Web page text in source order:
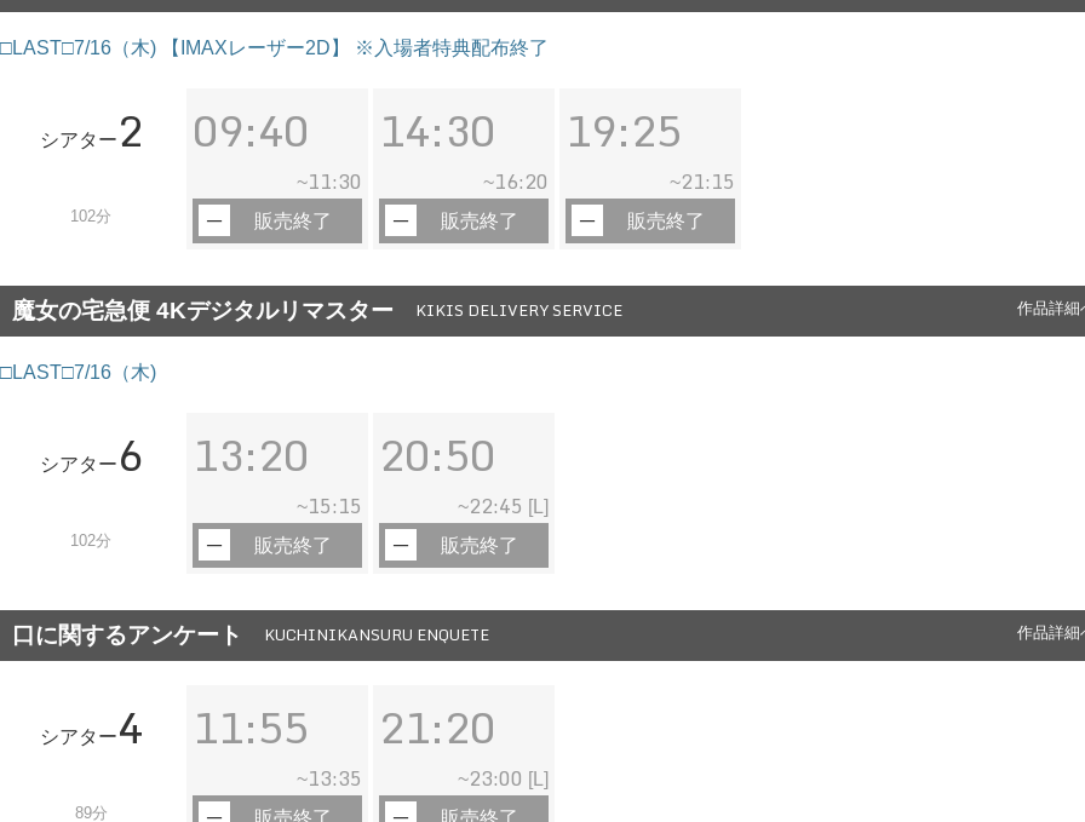
□LAST□7/16（木) 【IMAXレーザー2D】 ※入場者特典配布終了
シアター 2
102分
09:40
~11:30
販売終了
14:30
~16:20
販売終了
19:25
~21:15
販売終了
魔女の宅急便 4Kデジタルリマスター KIKIS DELIVERY SERVICE 作品詳細
□LAST□7/16（木)
シアター 6
102分
13:20
~15:15
販売終了
20:50
~22:45 [L]
販売終了
口に関するアンケート KUCHINIKANSURU ENQUETE 作品詳細
シアター4
89分
11:55
~13:35
販売終了
21:20
~23:00 [L]
販売終了